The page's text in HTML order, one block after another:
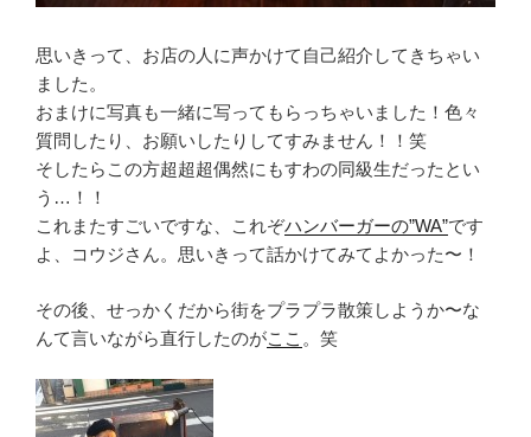
思いきって、お店の人に声かけて自己紹介してきちゃい
ました。
おまけに写真も一緒に写ってもらっちゃいました！色々
質問したり、お願いしたりしてすみません！！笑
そしたらこの方超超超偶然にもすわの同級生だったとい
う…！！
これまたすごいですな、これぞハンバーガーの”WA”です
よ、コウジさん。思いきって話かけてみてよかった〜！
その後、せっかくだから街をプラプラ散策しようか〜な
んて言いながら直行したのがここ 。笑